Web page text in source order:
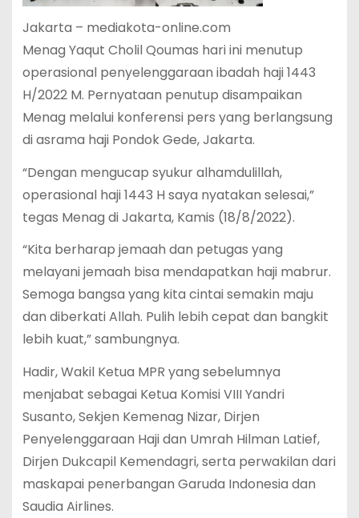
Jakarta – mediakota-online.com
Menag Yaqut Cholil Qoumas hari ini menutup
operasional penyelenggaraan ibadah haji 1443
H/2022 M. Pernyataan penutup disampaikan
Menag melalui konferensi pers yang berlangsung
di asrama haji Pondok Gede, Jakarta.
“Dengan mengucap syukur alhamdulillah,
operasional haji 1443 H saya nyatakan selesai,”
tegas Menag di Jakarta, Kamis (18/8/2022).
“Kita berharap jemaah dan petugas yang
melayani jemaah bisa mendapatkan haji mabrur.
Semoga bangsa yang kita cintai semakin maju
dan diberkati Allah. Pulih lebih cepat dan bangkit
lebih kuat,” sambungnya.
Hadir, Wakil Ketua MPR yang sebelumnya
menjabat sebagai Ketua Komisi VIII Yandri
Susanto, Sekjen Kemenag Nizar, Dirjen
Penyelenggaraan Haji dan Umrah Hilman Latief,
Dirjen Dukcapil Kemendagri, serta perwakilan dari
maskapai penerbangan Garuda Indonesia dan
Saudia Airlines.